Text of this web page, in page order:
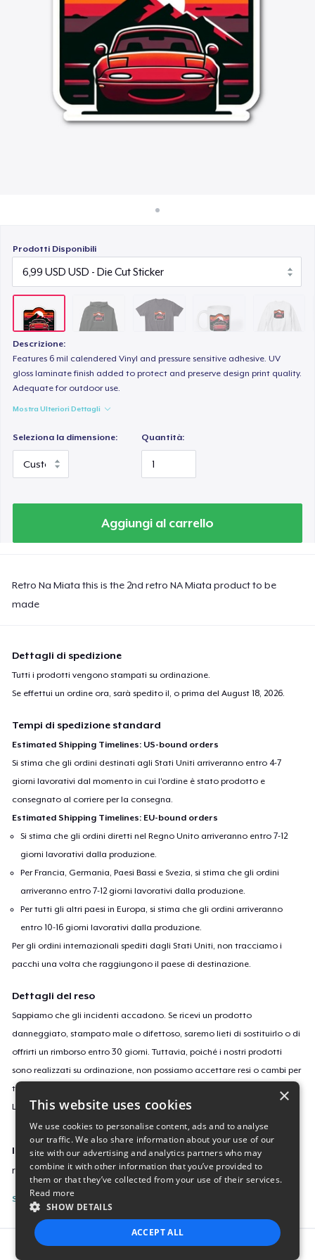
Vendi ovunque
Vendi qualsiasi cosa
Prodotti Disponibili
Descrizione:
Features 6 mil calendered Vinyl and pressure sensitive adhesive. UV
gloss laminate finish added to protect and preserve design print quality.
Adequate for outdoor use.
Mostra Ulteriori Dettagli
Seleziona la dimensione: Quantità:
Aggiungi al carrello
Retro Na Miata this is the 2nd retro NA Miata product to be
made
Dettagli di spedizione
Tutti i prodotti vengono stampati su ordinazione.
Se effettui un ordine ora, sarà spedito il, o prima delAugust 18, 2026.
Tempi di spedizione standard
Estimated Shipping Timelines: US-bound orders
Si stima che gli ordini destinati agli Stati Uniti arriveranno entro 4-7
giorni lavorativi dal momento in cui l'ordine è stato prodotto e
consegnato al corriere per la consegna.
Estimated Shipping Timelines: EU-bound orders
Si stima che gli ordini diretti nel Regno Unito arriveranno entro 7-12
giorni lavorativi dalla produzione.
Per Francia, Germania, Paesi Bassi e Svezia, si stima che gli ordini
arriveranno entro 7-12 giorni lavorativi dalla produzione.
Per tutti gli altri paesi in Europa, si stima che gli ordini arriveranno
entro 10-16 giorni lavorativi dalla produzione.
Per gli ordini internazionali spediti dagli Stati Uniti, non tracciamo i
pacchi una volta che raggiungono il paese di destinazione.
Dettagli del reso
Sappiamo che gli incidenti accadono. Se ricevi un prodotto
danneggiato, stampato male o difettoso, saremo lieti di sostituirlo o di
offrirti un rimborso entro 30 giorni. Tuttavia, poiché i nostri prodotti
sono realizzati su ordinazione, non possiamo accettare resi o cambi per
taglie o colori errati o se cambi semplicemente idea.
Leggi
quiper saperne di più sulla nostra politica di reso.
ID campagne
retro-na-miata-2
Segnala questa inserzione
23,99 USD
15,99 USD
Unisex Classic Crewneck Sweatshirt
32,99 USD
×
This website uses cookies
We use cookies to personalise content, ads and to analyse
our traffic. We also share information about your use of our
site with our advertising and analytics partners who may
combine it with other information that you’ve provided to
them or that they’ve collected from your use of their services.
Read more
SHOW DETAILS
ACCEPT ALL